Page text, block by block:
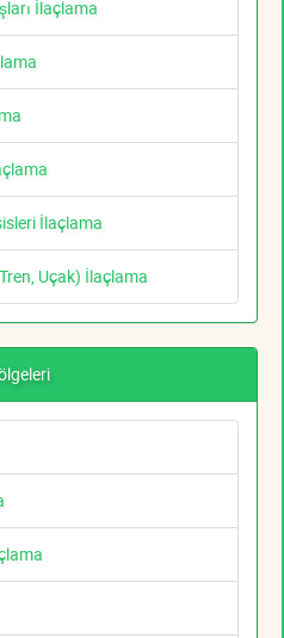
İlaçlama
İlaçlama
Uçak) İlaçlama